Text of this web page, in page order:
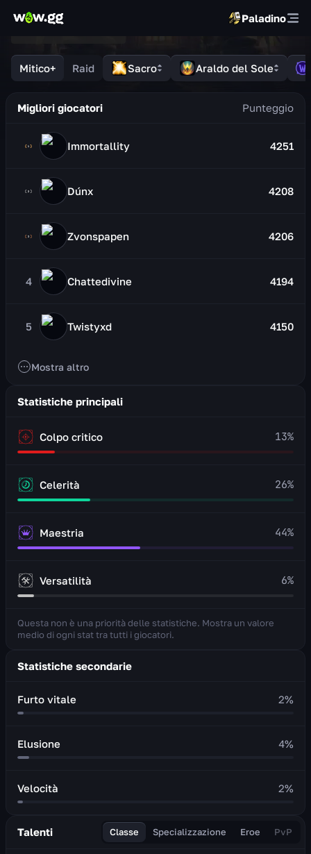
Paladino
Mitico+ Raid Sacro Araldo del Sole
Migliori giocatori
Immortallity 4251
Dúnx 4208
Zvonspapen 4206
4 Chattedivine 4194
5 Twistyxd 4150
Mostra altro
Statistiche principali
Colpo critico 13%
Celerità 26%
Maestria 44%
Versatilità 6%
Questa non è una priorità delle statistiche. Mostra un valore
medio di ogni stat tra tutti i giocatori.
Statistiche secondarie
Furto vitale 2%
Elusione 4%
Velocità 2%
Talenti Classe Specializzazione Eroe PvP